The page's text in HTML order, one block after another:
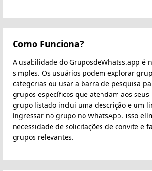
Como Funciona?
A usabilidade do GruposdeWhatss.app é
simples. Os usuários podem explorar
categorias ou usar a barra de pesquisa
grupos específicos que atendam aos seus
grupo listado inclui uma descrição e um
ingressar no grupo no WhatsApp. Isso
necessidade de solicitações de convite e
grupos relevantes.